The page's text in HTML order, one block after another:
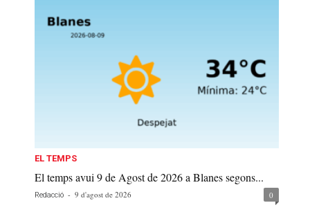
EL TEMPS
El temps avui 9 de Agost de 2026 a Blanes segons...
Redacció - 9 d'agost de 2026 0